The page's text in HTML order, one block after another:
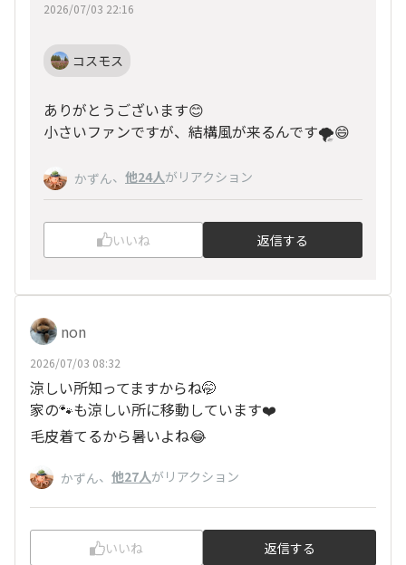
2026/07/03 22:16
コスモス
ありがとうございます😊
小さいファンですが、結構風が来るんです🌪️😄
かずん、 他24人がリアクション
いいね 返信する
non
2026/07/03 08:32
涼しい所知ってますからね🤭
家の🐾も涼しい所に移動しています❤️
毛皮着てるから暑いよね😂
かずん、 他27人がリアクション
いいね 返信する